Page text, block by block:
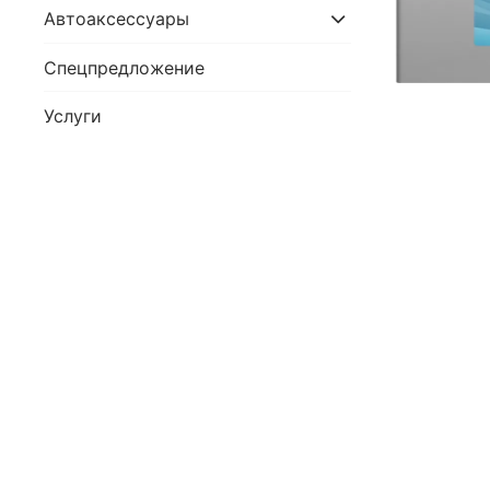
Автоаксессуары
Спецпредложение
Услуги